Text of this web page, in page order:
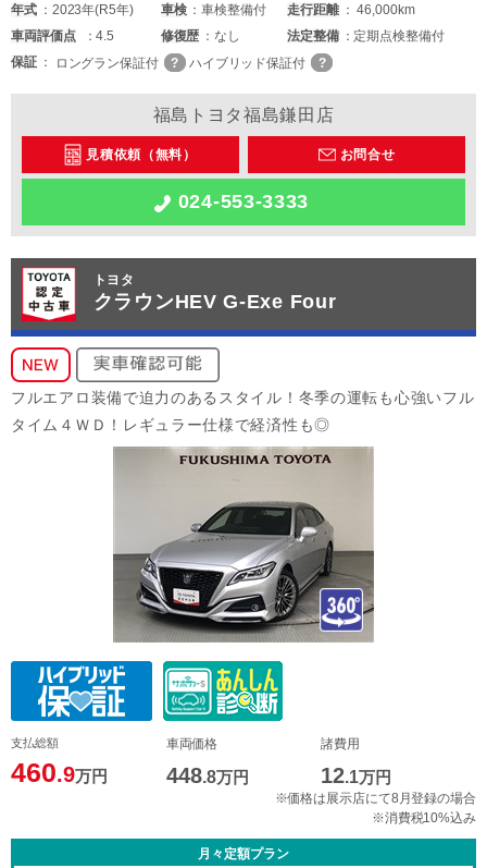
年式 2023年(R5年) 車検 車検整備付 走行距離
46,000km
車両評価点 4.5 修復歴 なし 法定整備
定期点検整備付
保証
ロングラン保証付 ハイブリッド保証付
福島トヨタ福島鎌田店
見積依頼（無料） お問合せ
024-553-3333
トヨタ
クラウンHEV G-Exe Four
フルエアロ装備で迫力のあるスタイル！冬季の運転も心強いフル
タイム４ＷＤ！レギュラー仕様で経済性も◎
支払総額
460.9万円
車両価格
448.8万円
諸費用
12.1万円
※価格は展示店にて8月登録の場合
※消費税10%込み
月々定額プラン